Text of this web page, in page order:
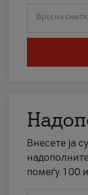
Број на
Внесете ја
помеѓу 100